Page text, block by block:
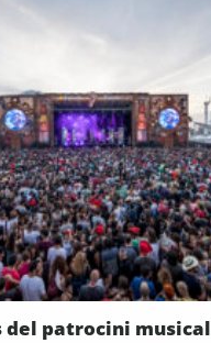
del patrocini musical